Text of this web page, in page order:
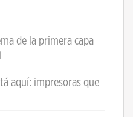
de la primera capa
aquí: impresoras que